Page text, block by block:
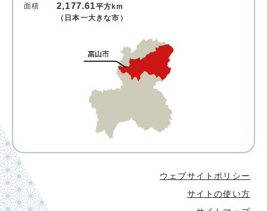
面積
2,177.61平方km
（日本一大きな市）
ウェブサイトポリシー
サイトの使い方